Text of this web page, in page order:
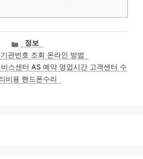
카
테
고
리
정보
관번호 조회 온라인 방법
스센터 AS 예약 영업시간 고객센터 수
비용 핸드폰수리